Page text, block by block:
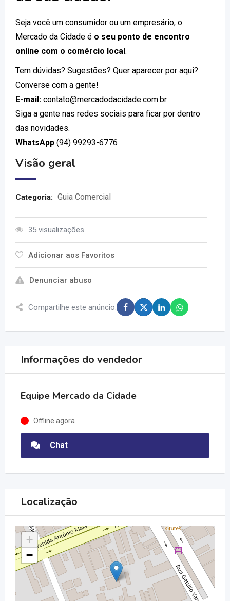
Seja você um consumidor ou um empresário, o
Mercado da Cidade é o seu ponto de encontro
online com o comércio local.
Tem dúvidas? Sugestões? Quer aparecer por aqui?
Converse com a gente!
E-mail: contato@mercadodacidade.com.br
Siga a gente nas redes sociais para ficar por dentro
das novidades.
WhatsApp (94) 99293-6776
Visão geral
Categoria: Guia Comercial
35 visualizações
Adicionar aos Favoritos
Denunciar abuso
Compartilhe este anúncio:
Informações do vendedor
Equipe Mercado da Cidade
Offline agora
Chat
Localização
+
−